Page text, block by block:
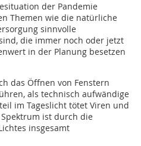
der Pandemie
Themen wie die natürliche
sinnvolle
die immer noch oder jetzt
in der Planung besetzen
das Öffnen von Fenstern
als technisch aufwändige
im Tageslicht tötet Viren und
ist durch die
insgesamt